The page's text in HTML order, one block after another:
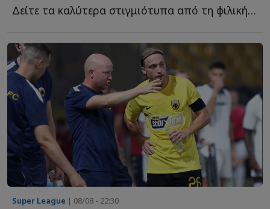
Δείτε τα καλύτερα στιγμιότυπα από τη φιλική νίκη της Έ...
Super League | 08/08 - 22:30